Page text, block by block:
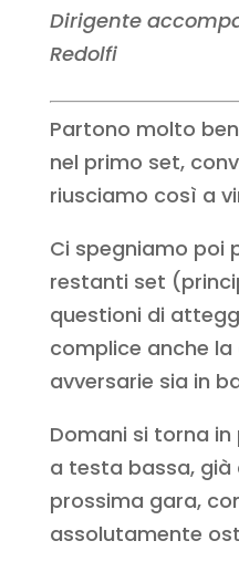
Dirigente
Redolfi
Partono molto
nel primo set,
riusciamo così a
Ci spegniamo poi
restanti set
questioni di
complice anche
avversarie sia in
Domani si torna
a testa bassa, già
prossima gara,
assolutamente